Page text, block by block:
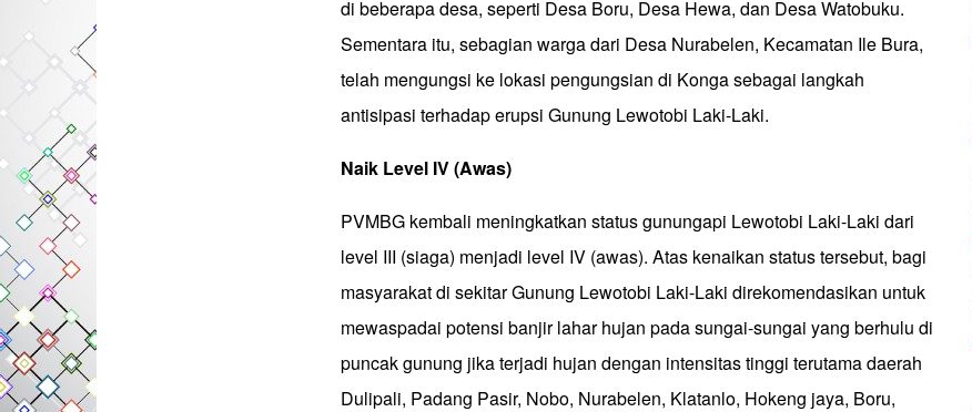
di beberapa desa, seperti Desa Boru, Desa Hewa, dan Desa Watobuku.
Sementara itu, sebagian warga dari Desa Nurabelen, Kecamatan Ile Bura,
telah mengungsi ke lokasi pengungsian di Konga sebagai langkah
antisipasi terhadap erupsi Gunung Lewotobi Laki-Laki.
Naik Level IV (Awas)
PVMBG kembali meningkatkan status gunungapi Lewotobi Laki-Laki dari
level III (siaga) menjadi level IV (awas). Atas kenaikan status tersebut, bagi
masyarakat di sekitar Gunung Lewotobi Laki-Laki direkomendasikan untuk
mewaspadai potensi banjir lahar hujan pada sungai-sungai yang berhulu di
puncak gunung jika terjadi hujan dengan intensitas tinggi terutama daerah
Dulipali, Padang Pasir, Nobo, Nurabelen, Klatanlo, Hokeng jaya, Boru,